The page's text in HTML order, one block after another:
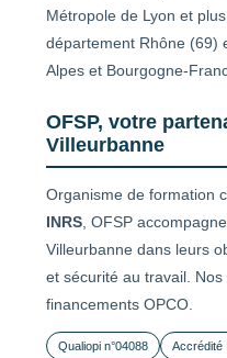
Métropole de Lyon et
département Rhône (69)
Alpes et Bourgogne-
OFSP, votre
Villeurbanne
Organisme de formation
INRS , OFSP
Villeurbanne dans leurs
et sécurité au travail.
financements OPCO.
Qualiopi n°04088 Accrédité